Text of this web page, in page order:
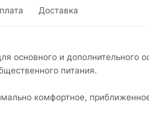
Доставка
основного и дополнительного
питания.
комфортное,